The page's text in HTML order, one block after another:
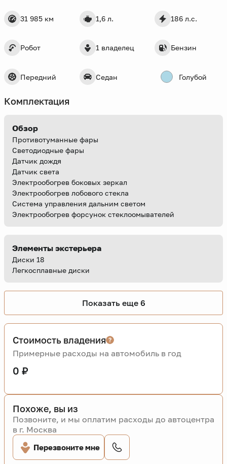
31 985 км 1,6 л. 186 л.с.
Робот 1 владелец Бензин
Передний Седан Голубой
Комплектация
Обзор
Противотуманные фары
Светодиодные фары
Датчик дождя
Датчик света
Электрообогрев боковых зеркал
Электрообогрев лобового стекла
Система управления дальним светом
Электрообогрев форсунок стеклоомывателей
Элементы экстерьера
Диски 18
Легкосплавные диски
Показать еще 6
Стоимость владения
Примерные расходы на автомобиль в год
0 ₽
Похоже, вы из
Позвоните, и мы оплатим расходы до автоцентра
в г. Москва
Перезвоните мне